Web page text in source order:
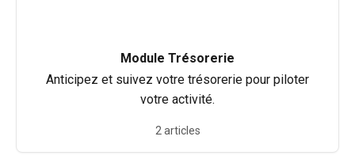
Module Trésorerie
Anticipez et suivez votre trésorerie pour piloter
votre activité.
2 articles